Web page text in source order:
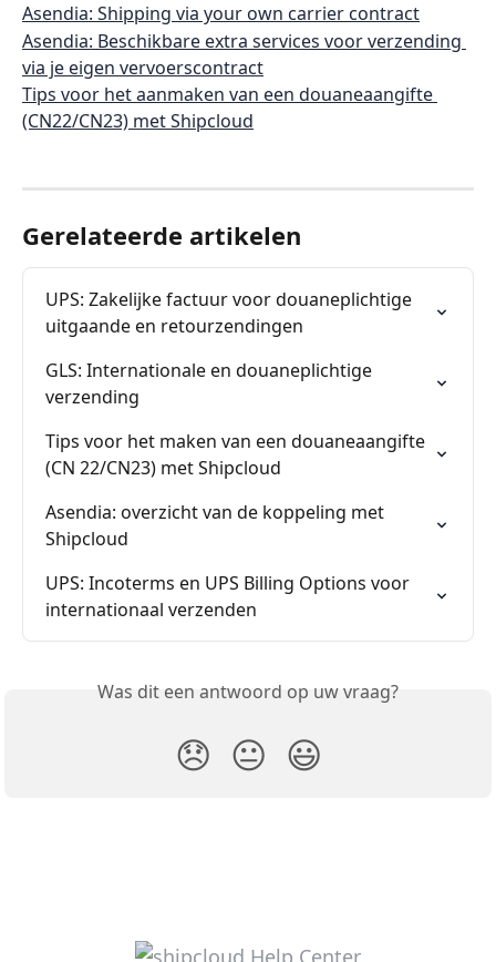
Asendia: Shipping via your own carrier contract
Asendia: Beschikbare extra services voor verzending
via je eigen vervoerscontract
Tips voor het aanmaken van een douaneaangifte
(CN22/CN23) met Shipcloud
Gerelateerde artikelen
UPS: Zakelijke factuur voor douaneplichtige
uitgaande en retourzendingen
GLS: Internationale en douaneplichtige
verzending
Tips voor het maken van een douaneaangifte
(CN 22/CN23) met Shipcloud
Asendia: overzicht van de koppeling met
Shipcloud
UPS: Incoterms en UPS Billing Options voor
internationaal verzenden
Was dit een antwoord op uw vraag?
😞 😐 😃